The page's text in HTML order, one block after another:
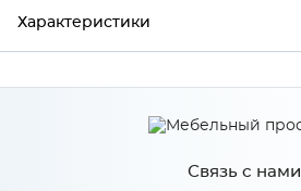
Характеристики
Производитель МиФ
Связь с нами